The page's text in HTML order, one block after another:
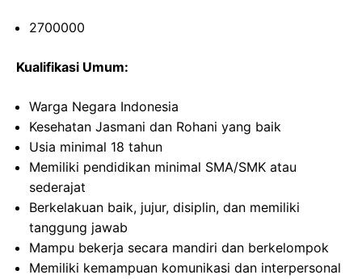
2700000
Kualifikasi Umum:
Warga Negara Indonesia
Kesehatan Jasmani dan Rohani yang baik
Usia minimal 18 tahun
Memiliki pendidikan minimal SMA/SMK atau
sederajat
Berkelakuan baik, jujur, disiplin, dan memiliki
tanggung jawab
Mampu bekerja secara mandiri dan berkelompok
Memiliki kemampuan komunikasi dan interpersonal